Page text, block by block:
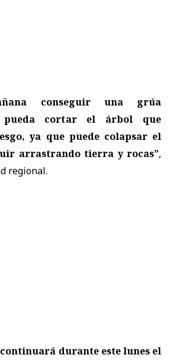
conseguir una grúa
cortar el árbol que
ya que puede colapsar el
arrastrando tierra y rocas”,
regional.
continuará durante este lunes el